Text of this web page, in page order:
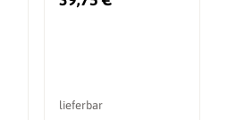
lieferbar